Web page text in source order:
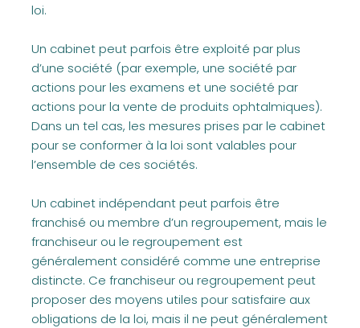
loi.
Un cabinet peut parfois être exploité par plus
d’une société (par exemple, une société par
actions pour les examens et une société par
actions pour la vente de produits ophtalmiques).
Dans un tel cas, les mesures prises par le cabinet
pour se conformer à la loi sont valables pour
l’ensemble de ces sociétés.
Un cabinet indépendant peut parfois être
franchisé ou membre d’un regroupement, mais le
franchiseur ou le regroupement est
généralement considéré comme une entreprise
distincte. Ce franchiseur ou regroupement peut
proposer des moyens utiles pour satisfaire aux
obligations de la loi, mais il ne peut généralement